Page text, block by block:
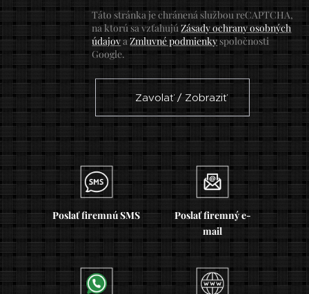
Táto stránka je chránená službou reCAPTCHA,
na ktorú sa vzťahujúZásady ochrany osobných
údajovaZmluvné podmienkyspoločnosti
Google.
☎ Zavolať / Zobraziť
Poslať firemnú SMS
Poslať firemný e-
mail